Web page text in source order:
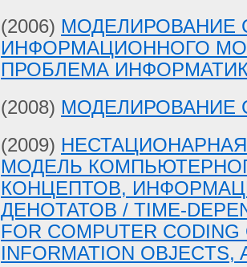
(2006) МОДЕЛИРОВАНИЕ
ИНФОРМАЦИОННОГО
ПРОБЛЕМА
(2008) МОДЕЛИРОВАНИЕ
(2009)
МОДЕЛЬ
КОНЦЕПТОВ,
ДЕНОТАТОВ / TIME-
FOR COMPUTER
INFORMATION OBJECTS,